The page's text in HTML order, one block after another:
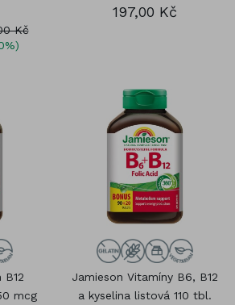
Kč
197,00 Kč
B12
mcg
Jamieson Vitamíny B6, B12
a kyselina listová 110 tbl.